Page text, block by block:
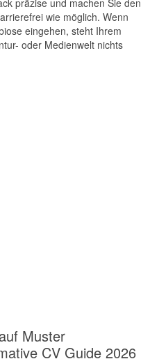
wie möglich. Wenn
eingehen, steht Ihrem
oder Medienwelt nichts
Muster
CV Guide 2026